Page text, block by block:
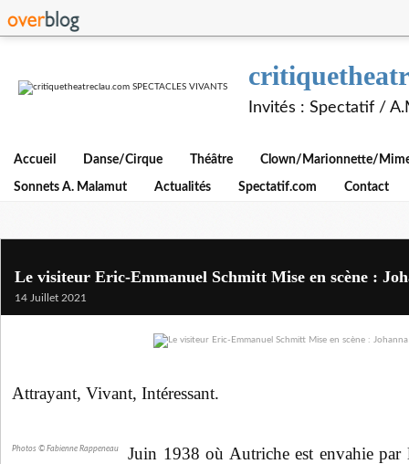
Invités : Spectatif /
Accueil Danse/Cirque Théâtre Clown/Marionnette/
Sonnets A. Malamut Actualités Spectatif.com Contact
Le visiteur Eric-Emmanuel Schmitt Mise en scène :
14 Juillet 2021
Attrayant, Vivant, Intéressant.
Photos © Fabienne Rappeneau
Juin 1938 où Autriche est envahie par